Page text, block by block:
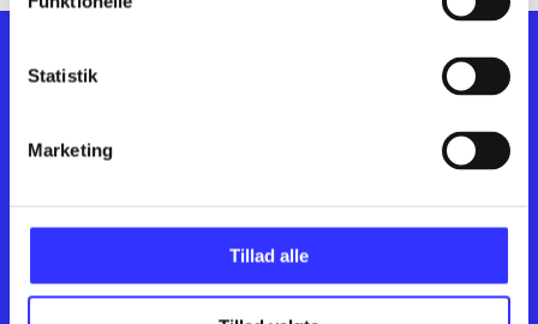
Statistik
Marketing
Tillad alle
Kontakt os
Artikler
Film